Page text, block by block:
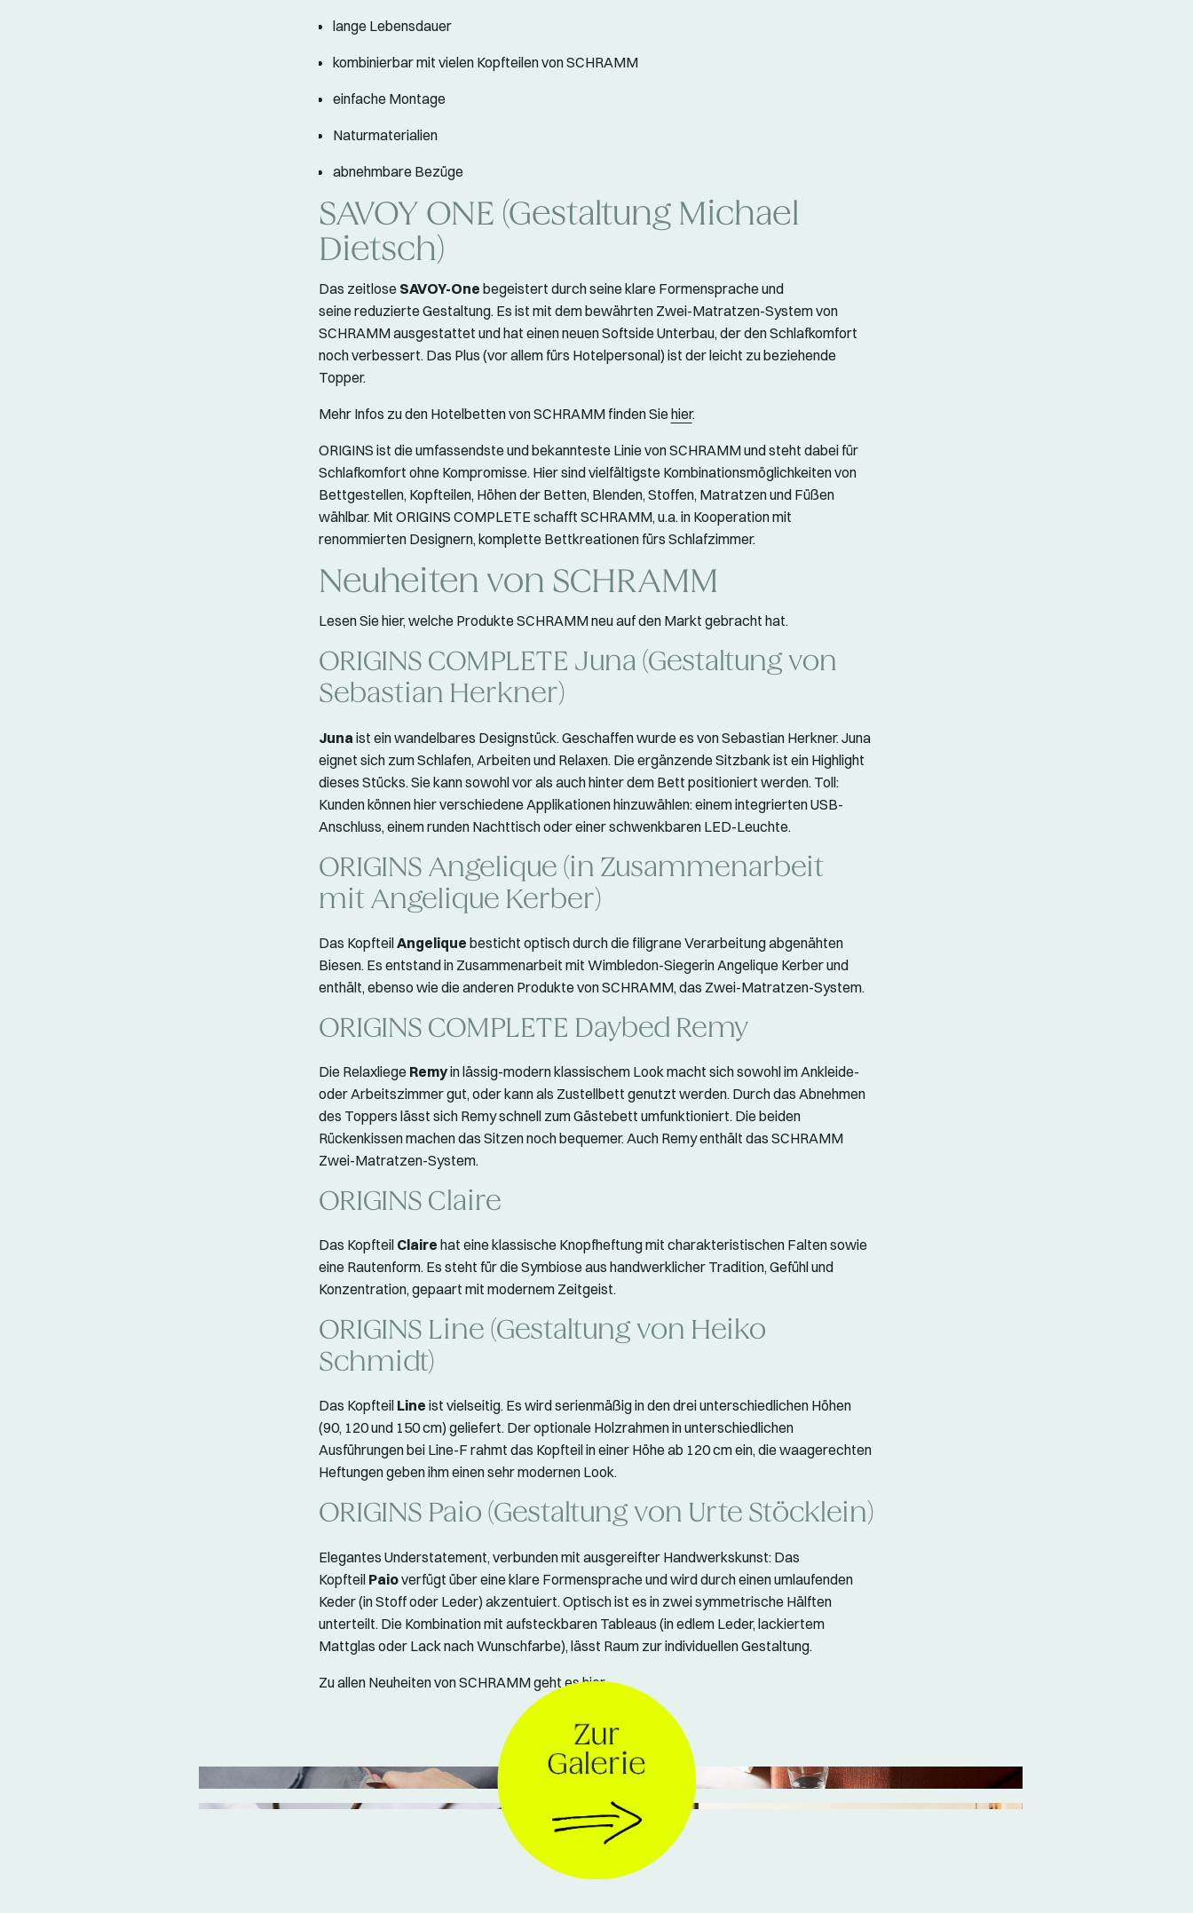
lange Lebensdauer
kombinierbar mit vielen Kopfteilen von SCHRAMM
einfache Montage
Naturmaterialien
abnehmbare Bezüge
SAVOY ONE (Gestaltung Michael
Dietsch)
Das zeitlose SAVOY-One begeistert durch seine klare Formensprache und
seine reduzierte Gestaltung. Es ist mit dem bewährten Zwei-Matratzen-System von
SCHRAMM ausgestattet und hat einen neuen Softside Unterbau, der den Schlafkomfort
noch verbessert. Das Plus (vor allem fürs Hotelpersonal) ist der leicht zu beziehende
Topper.
Mehr Infos zu den Hotelbetten von SCHRAMM finden Siehier.
ORIGINS ist die umfassendste und bekannteste Linie von SCHRAMM und steht dabei für
Schlafkomfort ohne Kompromisse. Hier sind vielfältigste Kombinationsmöglichkeiten von
Bettgestellen, Kopfteilen, Höhen der Betten, Blenden, Stoffen, Matratzen und Füßen
wählbar. Mit ORIGINS COMPLETE schafft SCHRAMM, u.a. in Kooperation mit
renommierten Designern, komplette Bettkreationen fürs Schlafzimmer.
Neuheiten von SCHRAMM
Lesen Sie hier, welche Produkte SCHRAMM neu auf den Markt gebracht hat.
ORIGINS COMPLETE Juna (Gestaltung von
Sebastian Herkner)
Juna ist ein wandelbares Designstück. Geschaffen wurde es von Sebastian Herkner. Juna
eignet sich zum Schlafen, Arbeiten und Relaxen. Die ergänzende Sitzbank ist ein Highlight
dieses Stücks. Sie kann sowohl vor als auch hinter dem Bett positioniert werden. Toll:
Kunden können hier verschiedene Applikationen hinzuwählen: einem integrierten USB-
Anschluss, einem runden Nachttisch oder einer schwenkbaren LED-Leuchte.
ORIGINS Angelique (in Zusammenarbeit
mit Angelique Kerber)
Das KopfteilAngelique besticht optisch durch die filigrane Verarbeitung abgenähten
Biesen. Es entstand in Zusammenarbeit mit Wimbledon-Siegerin Angelique Kerber und
enthält, ebenso wie die anderen Produkte von SCHRAMM, das Zwei-Matratzen-System.
ORIGINS COMPLETE Daybed Remy
Die Relaxliege Remyin lässig-modern klassischem Look macht sich sowohl im Ankleide-
oder Arbeitszimmer gut, oder kann als Zustellbett genutzt werden. Durch das Abnehmen
des Toppers lässt sich Remy schnell zum Gästebett umfunktioniert. Die beiden
Rückenkissen machen das Sitzen noch bequemer. Auch Remy enthält das SCHRAMM
Zwei-Matratzen-System.
ORIGINS Claire
Das Kopfteil Claire hat eine klassische Knopfheftung mit charakteristischen Falten sowie
eine Rautenform. Es steht für die Symbiose aus handwerklicher Tradition, Gefühl und
Konzentration, gepaart mit modernem Zeitgeist.
ORIGINS Line (Gestaltung von Heiko
Schmidt)
Das Kopfteil Line ist vielseitig. Es wird serienmäßig in den drei unterschiedlichen Höhen
(90, 120 und 150 cm) geliefert. Der optionale Holzrahmen in unterschiedlichen
Ausführungen bei Line-F rahmt das Kopfteil in einer Höhe ab 120 cm ein, die waagerechten
Heftungen geben ihm einen sehr modernen Look.
ORIGINS Paio (Gestaltung von Urte Stöcklein)
Elegantes Understatement, verbunden mit ausgereifter Handwerkskunst: Das
Kopfteil Paioverfügt über eine klare Formensprache und wird durch einen umlaufenden
Keder (in Stoff oder Leder) akzentuiert. Optisch ist es in zwei symmetrische Hälften
unterteilt. Die Kombination mit aufsteckbaren Tableaus (in edlem Leder, lackiertem
Mattglas oder Lack nach Wunschfarbe), lässt Raum zur individuellen Gestaltung.
Zu allen Neuheiten von SCHRAMM geht eshier.
© SCHRAMM Werkstätten GmbH